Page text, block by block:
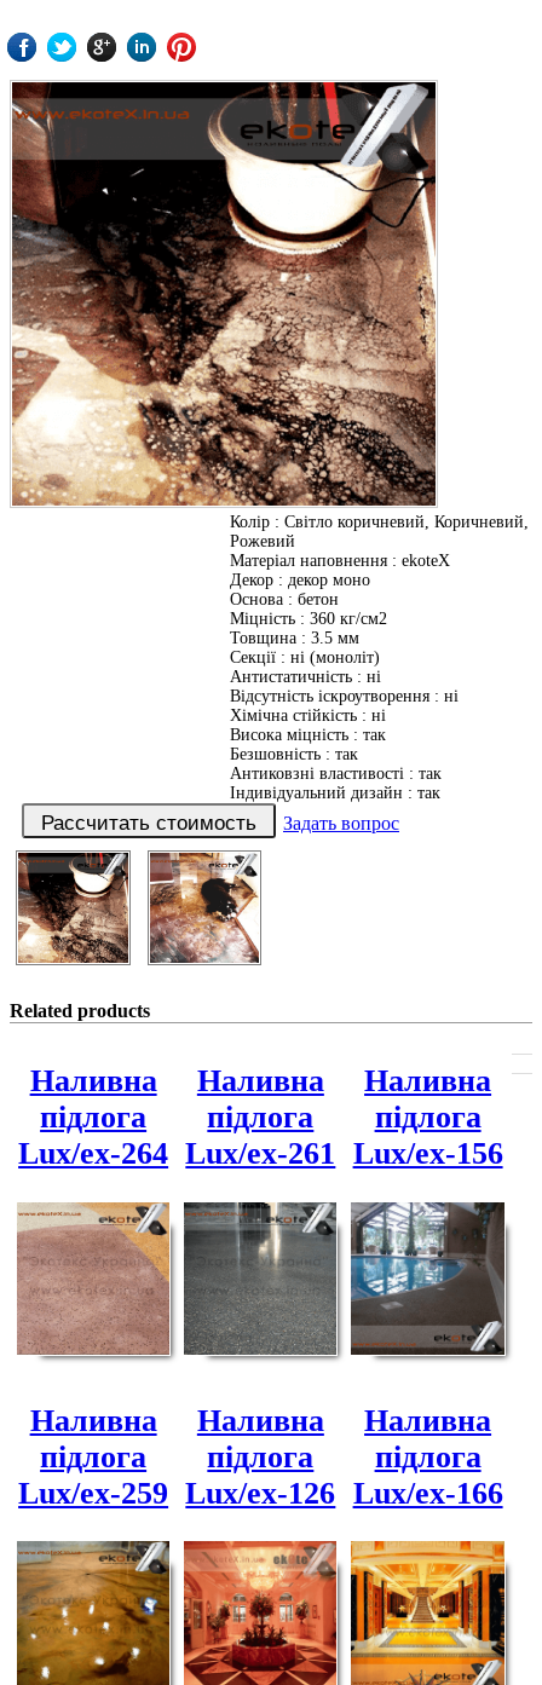
Колір : Світло коричневий, Коричневий,
Рожевий
Матеріал наповнення : ekoteX
Декор : декор моно
Основа : бетон
Міцність : 360 кг/см2
Товщина : 3.5 мм
Секції : ні (моноліт)
Антистатичність : ні
Відсутність іскроутворення : ні
Хімічна стійкість : ні
Висока міцність : так
Безшовність : так
Антиковзні властивості : так
Індивідуальний дизайн : так
Задать вопрос
Related products
Наливна
підлога
Lux/ex-264
Наливна
підлога
Lux/ex-261
Наливна
підлога
Lux/ex-156
Наливна
підлога
Lux/ex-259
Наливна
підлога
Lux/ex-126
Наливна
підлога
Lux/ex-166